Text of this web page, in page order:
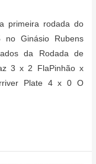
primeira rodada do
no Ginásio Rubens
da Rodada de
3 x 2 FlaPinhão x
Plate 4 x 0 O